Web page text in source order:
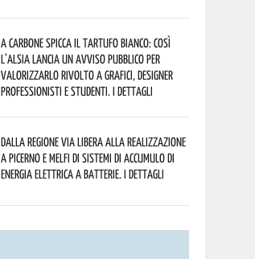
A Carbone spicca il tartufo bianco: così
l’Alsia lancia un avviso pubblico per
valorizzarlo rivolto a grafici, designer
professionisti e studenti. I dettagli
Dalla Regione via libera alla realizzazione
a Picerno e Melfi di sistemi di accumulo di
energia elettrica a batterie. I dettagli